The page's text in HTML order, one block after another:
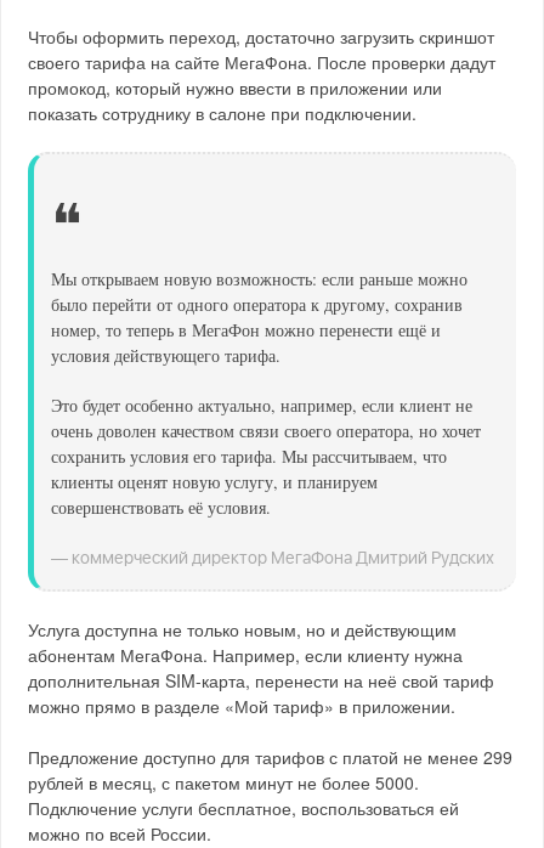
Чтобы оформить переход, достаточно загрузить скриншот
своего тарифа на сайте МегаФона. После проверки дадут
промокод, который нужно ввести в приложении или
показать сотруднику в салоне при подключении.
❝
Мы открываем новую возможность: если раньше можно
было перейти от одного оператора к другому, сохранив
номер, то теперь в МегаФон можно перенести ещё и
условия действующего тарифа.
Это будет особенно актуально, например, если клиент не
очень доволен качеством связи своего оператора, но хочет
сохранить условия его тарифа. Мы рассчитываем, что
клиенты оценят новую услугу, и планируем
совершенствовать её условия.
— коммерческий директор МегаФона Дмитрий Рудских
Услуга доступна не только новым, но и действующим
абонентам МегаФона. Например, если клиенту нужна
дополнительная SIM-карта, перенести на неё свой тариф
можно прямо в разделе «Мой тариф» в приложении.
Предложение доступно для тарифов с платой не менее 299
рублей в месяц, с пакетом минут не более 5000.
Подключение услуги бесплатное, воспользоваться ей
можно по всей России.